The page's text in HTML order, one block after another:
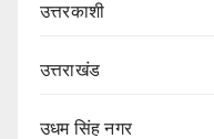
उत्तरकाशी
उत्तराखंड
उधम सिंह नगर